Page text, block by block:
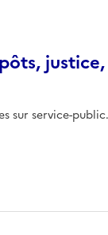
justice,
sur service-